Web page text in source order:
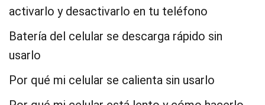
activarlo y desactivarlo en tu teléfono
Batería del celular se descarga rápido sin
usarlo
Por qué mi celular se calienta sin usarlo